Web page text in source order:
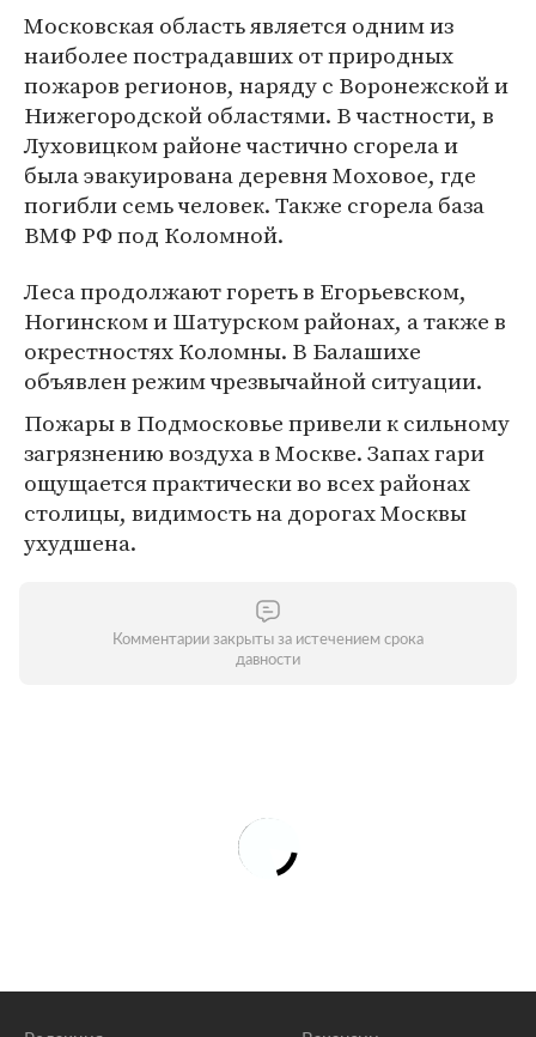
Московская область является одним из
наиболее пострадавших от природных
пожаров регионов, наряду с Воронежской и
Нижегородской областями. В частности, в
Луховицком районе частично сгорела и
была эвакуирована деревня Моховое, где
погибли семь человек. Также сгорела база
ВМФ РФ под Коломной.
Леса продолжают гореть в Егорьевском,
Ногинском и Шатурском районах, а также в
окрестностях Коломны. В Балашихе
объявлен режим чрезвычайной ситуации.
Пожары в Подмосковье привели к сильному
загрязнению воздуха в Москве. Запах гари
ощущается практически во всех районах
столицы, видимость на дорогах Москвы
ухудшена.
Комментарии закрыты за истечением срока
давности